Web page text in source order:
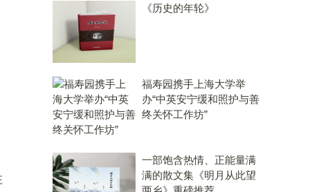
《历史的年轮》
福寿园携手上海大学举
办“中英安宁缓和照护与善
终关怀工作坊”
一部饱含热情、正能量满
满的散文集《明月从此望